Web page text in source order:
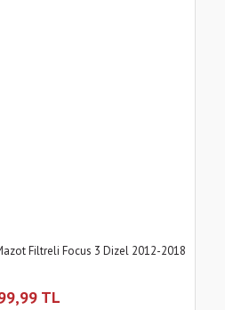
Filtreli Focus 3 Dizel 2012-2018
TL